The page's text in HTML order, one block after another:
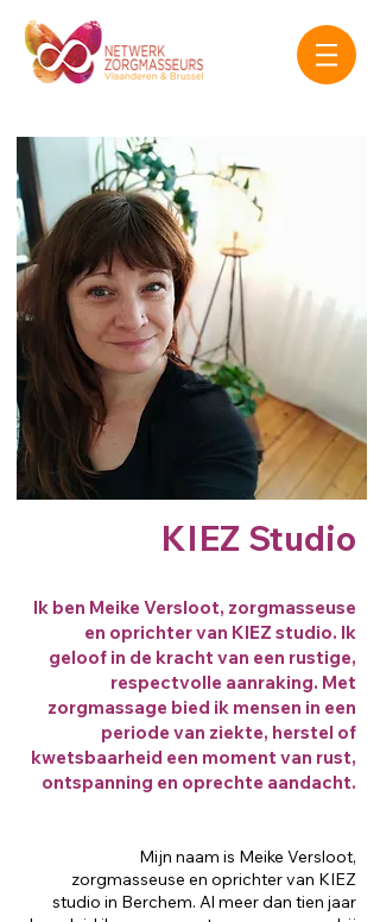
KIEZ Studio
Ik ben Meike Versloot, zorgmasseuse
en oprichter van KIEZ studio. Ik
geloof in de kracht van een rustige,
respectvolle aanraking. Met
zorgmassage bied ik mensen in een
periode van ziekte, herstel of
kwetsbaarheid een moment van rust,
ontspanning en oprechte aandacht.
Mijn naam is Meike Versloot,
zorgmasseuse en oprichter van KIEZ
studio in Berchem. Al meer dan tien jaar